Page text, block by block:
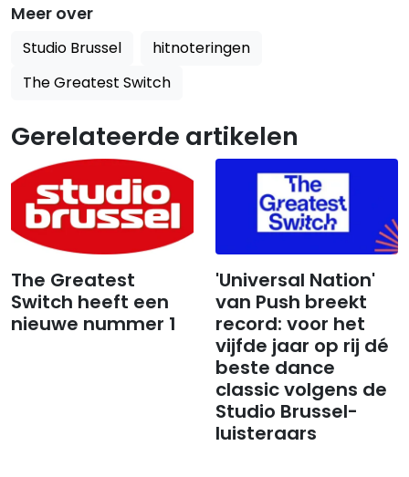
Meer over
Studio Brussel
hitnoteringen
The Greatest Switch
Gerelateerde artikelen
The Greatest
Switch heeft een
nieuwe nummer 1
'Universal Nation'
van Push breekt
record: voor het
vijfde jaar op rij dé
beste dance
classic volgens de
Studio Brussel-
luisteraars